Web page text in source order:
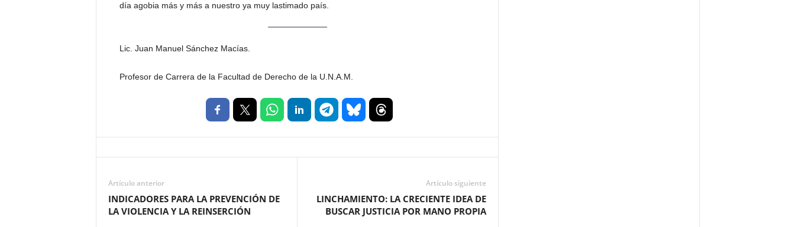
día agobia más y más a nuestro ya muy lastimado país.
Lic. Juan Manuel Sánchez Macías.
Profesor de Carrera de la Facultad de Derecho de la U.N.A.M.
Artículo anterior
INDICADORES PARA LA PREVENCIÓN DE
LA VIOLENCIA Y LA REINSERCIÓN
Artículo siguiente
LINCHAMIENTO: LA CRECIENTE IDEA DE
BUSCAR JUSTICIA POR MANO PROPIA